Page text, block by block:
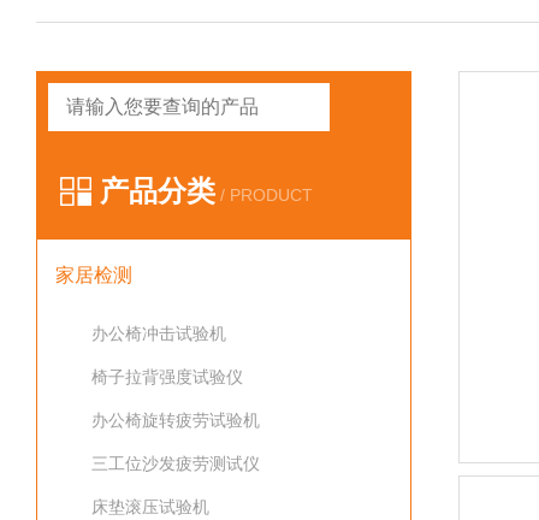
产品分类 / PRODUCT
家居检测
办公椅冲击试验机
椅子拉背强度试验仪
办公椅旋转疲劳试验机
三工位沙发疲劳测试仪
床垫滚压试验机